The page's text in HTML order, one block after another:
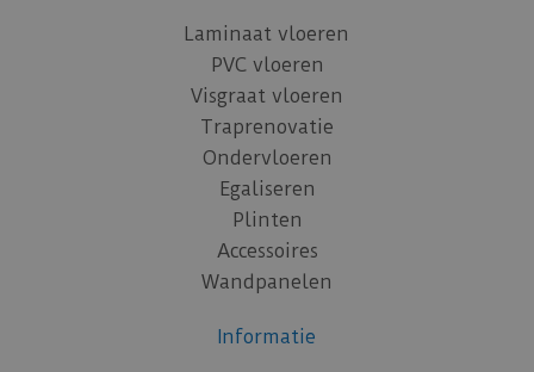
Laminaat vloeren
PVC vloeren
Visgraat vloeren
Traprenovatie
Ondervloeren
Egaliseren
Plinten
Accessoires
Wandpanelen
Informatie